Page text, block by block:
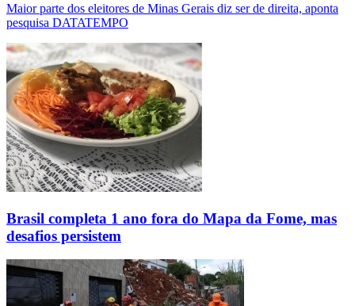
Maior parte dos eleitores de Minas Gerais diz ser de direita, aponta
pesquisa DATATEMPO
Brasil completa 1 ano fora do Mapa da Fome, mas
desafios persistem